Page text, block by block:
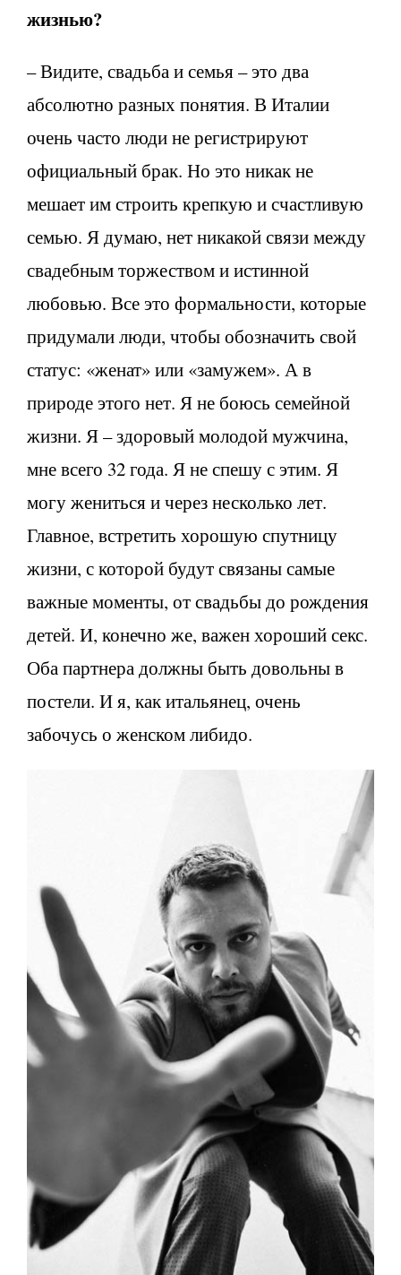
жизнью?
– Видите, свадьба и семья – это два
абсолютно разных понятия. В Италии
очень часто люди не регистрируют
официальный брак. Но это никак не
мешает им строить крепкую и счастливую
семью. Я думаю, нет никакой связи между
свадебным торжеством и истинной
любовью. Все это формальности, которые
придумали люди, чтобы обозначить свой
статус: «женат» или «замужем». А в
природе этого нет. Я не боюсь семейной
жизни. Я – здоровый молодой мужчина,
мне всего 32 года. Я не спешу с этим. Я
могу жениться и через несколько лет.
Главное, встретить хорошую спутницу
жизни, с которой будут связаны самые
важные моменты, от свадьбы до рождения
детей. И, конечно же, важен хороший секс.
Оба партнера должны быть довольны в
постели. И я, как итальянец, очень
забочусь о женском либидо.